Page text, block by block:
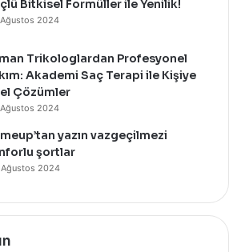
Bitkisel Formüller ile Yenilik!
2024
Trikologlardan Profesyonel
Akademi Saç Terapi ile Kişiye
Çözümler
2024
yazın vazgeçilmezi
şortlar
2024